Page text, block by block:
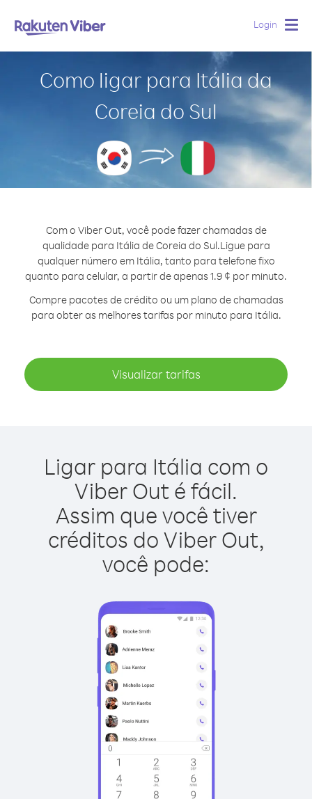
Login
Como ligar para Itália da
Coreia do Sul
Com o Viber Out, você pode fazer chamadas de
qualidade para Itália de Coreia do Sul.Ligue para
qualquer número em Itália, tanto para telefone fixo
quanto para celular, a partir de apenas 1.9 ¢ por minuto.
Compre pacotes de crédito ou um plano de chamadas
para obter as melhores tarifas por minuto para Itália.
Visualizar tarifas
Ligar para Itália com o
Viber Out é fácil.
Assim que você tiver
créditos do Viber Out,
você pode: